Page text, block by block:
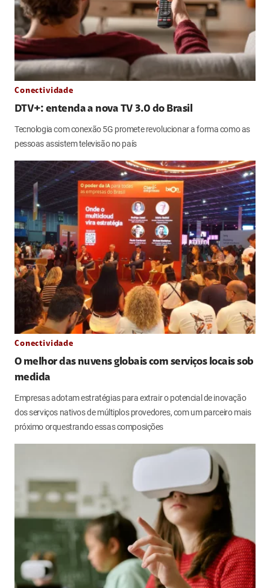
Conectividade
DTV+: entenda a nova TV 3.0 do Brasil
Tecnologia com conexão 5G promete revolucionar a forma como as
pessoas assistem televisão no país
Conectividade
O melhor das nuvens globais com serviços locais sob
medida
Empresas adotam estratégias para extrair o potencial de inovação
dos serviços nativos de múltiplos provedores, com um parceiro mais
próximo orquestrando essas composições